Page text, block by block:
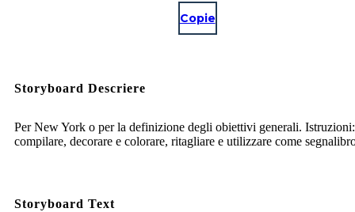
Copie
Storyboard Descriere
Per New York o per la definizione degli obiettivi generali. Istruzioni:
compilare, decorare e colorare, ritagliare e utilizzare come
Storyboard Text